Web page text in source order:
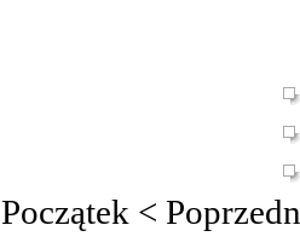
Początek <